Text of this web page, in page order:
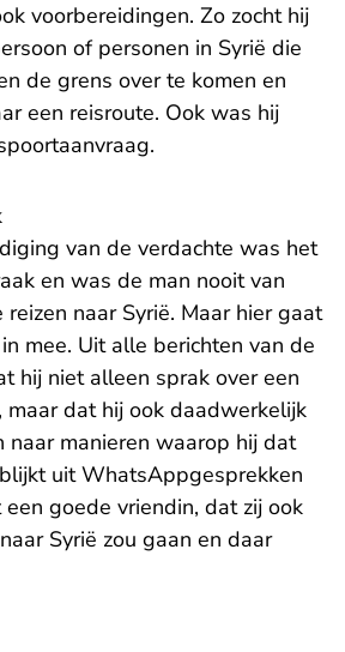
voorbereidingen. Zo zocht hij
of personen in Syrië die
de grens over te komen en
een reisroute. Ook was hij
van de verdachte was het
en was de man nooit van
naar Syrië. Maar hier gaat
mee. Uit alle berichten van de
hij niet alleen sprak over een
maar dat hij ook daadwerkelijk
naar manieren waarop hij dat
uit WhatsAppgesprekken
goede vriendin, dat zij ook
Syrië zou gaan en daar